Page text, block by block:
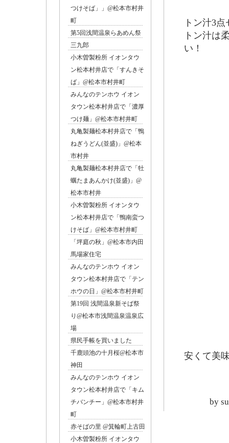
つけそば」」@松本市村井
町
第5回浅間温泉らあめん祭
三九郎
小木曽製粉所 イオンタウ
ン松本村井店で「すんきそ
ば」@松本市村井町
みんなのテンホウ イオン
タウン松本村井店で「濃厚
つけ麺」@松本市村井町
丸亀製麺松本村井店で「鴨
ねぎうどん(並盛)」@松本
市村井
丸亀製麺松本村井店で「牡
蠣たまあんかけ(並盛)」@
松本市村井
小木曽製粉所 イオンタウ
ン松本村井店で「鴨南蛮つ
けそば」@松本市村井町
「坪庭の秋」@松本市内田
馬場家住宅
みんなのテンホウ イオン
タウン松本村井店で「テン
ホウの日」@松本市村井町
第19回 浅間温泉新そば祭
り@松本市浅間温泉温泉広
場
県民手帳を買いました
千鹿頭池の十月桜@松本市
神田
みんなのテンホウ イオン
タウン松本村井店で「キム
チバンチー」@松本市村井
町
赤そばの里 @箕輪町上古田
小木曽製粉所 イオンタウ
トン汁3
トン汁は
い！
安くて美
by